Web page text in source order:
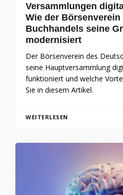
Versammlungen
Wie der
Buchhandels seine
modernisiert
Der Börsenverein des
seine Hauptversammlung
funktioniert und welche
Sie in diesem Artikel.
WEITERLESEN